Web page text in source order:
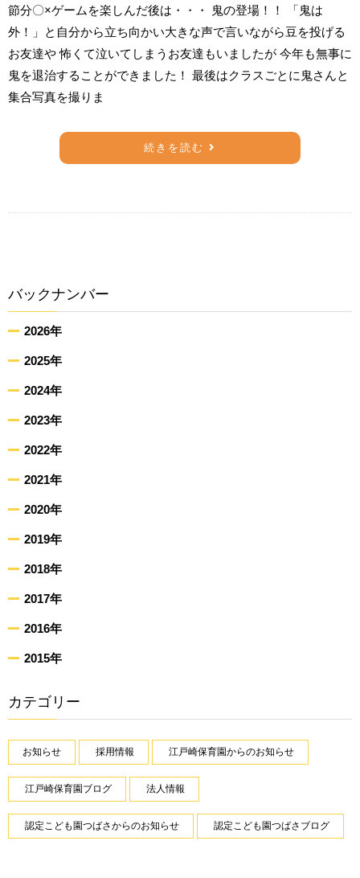
節分〇×ゲームを楽しんだ後は・・・ 鬼の登場！！ 「鬼は
外！」と自分から立ち向かい大きな声で言いながら豆を投げる
お友達や 怖くて泣いてしまうお友達もいましたが 今年も無事に
鬼を退治することができました！ 最後はクラスごとに鬼さんと
集合写真を撮りま
続きを読む
バックナンバー
2026年
2025年
2024年
2023年
2022年
2021年
2020年
2019年
2018年
2017年
2016年
2015年
カテゴリー
お知らせ 採用情報 江戸崎保育園からのお知らせ
江戸崎保育園ブログ 法人情報
認定こども園つばさからのお知らせ 認定こども園つばさブログ